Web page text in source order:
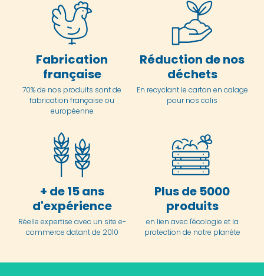
Fabrication
française
70% de nos produits sont de
fabrication française ou
européenne
Réduction de nos
déchets
En recyclant le carton en calage
pour nos colis
+ de 15 ans
d'expérience
Réelle expertise avec un site e-
commerce datant de 2010
Plus de 5000
produits
en lien avec l'écologie et la
protection de notre planète